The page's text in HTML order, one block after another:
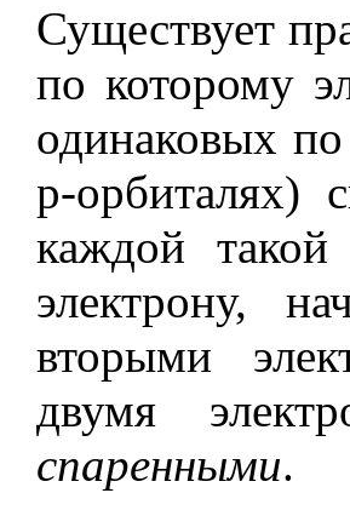
Существует
по которому
одинаковых
p-орбиталях)
каждой
электрону,
вторыми
двумя
спаренными.